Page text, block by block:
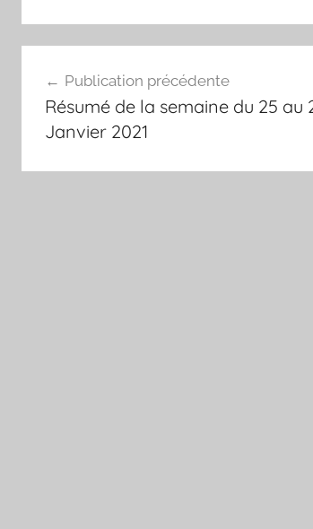
de
l’article
Publication précédente
Résumé de la semaine du 25 au
Janvier 2021